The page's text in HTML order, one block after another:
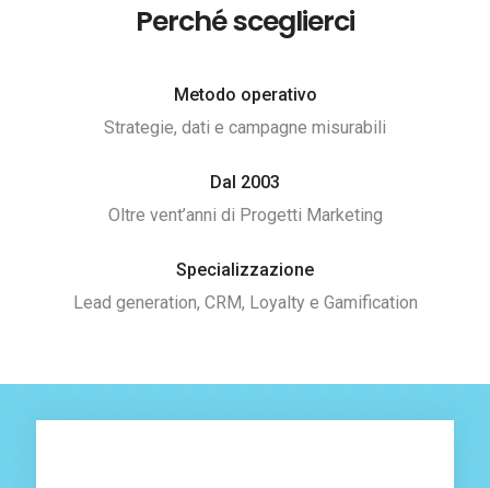
Perché sceglierci
Metodo operativo
Strategie, dati e campagne misurabili
Dal 2003
Oltre vent’anni di Progetti Marketing
Specializzazione
Lead generation, CRM, Loyalty e Gamification